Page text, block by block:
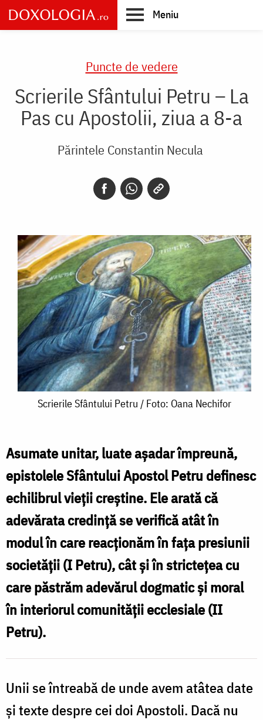
Skip
to
main
Meniu
Puncte de vedere
Scrierile Sfântului Petru – La
Pas cu Apostolii, ziua a 8-a
Părintele Constantin Necula
Scrierile
/
Foto:
Oana
Nechifor
Scrierile Sfântului Petru / Foto: Oana Nechifor
Asumate unitar, luate așadar împreună,
epistolele Sfântului Apostol Petru definesc
echilibrul vieții creștine. Ele arată că
adevărata credință se verifică atât în
modul în care reacționăm în fața presiunii
societății (I Petru), cât și în strictețea cu
care păstrăm adevărul dogmatic și moral
în interiorul comunității ecclesiale (II
Petru).
Unii se întreabă de unde avem atâtea date
și texte despre cei doi Apostoli. Dacă nu